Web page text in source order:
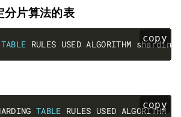
分片算法的表
copy
TABLE RULES USED ALGORITHM
copy
TABLE